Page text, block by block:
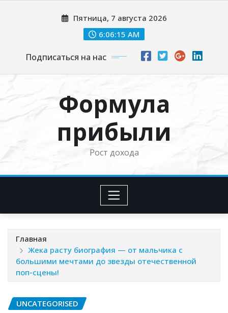
Пятница, 7 августа 2026
6:06:16 AM
Подписаться на нас
Формула
прибыли
Рост дохода
Главная
Жека расту биография — от мальчика с
большими мечтами до звезды отечественной
поп-сцены!
UNCATEGORISED